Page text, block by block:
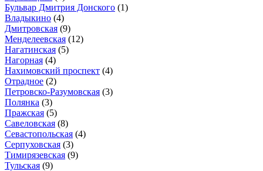
Бульвар Дмитрия Донского (1)
Владыкино (4)
Дмитровская (9)
Менделеевская (12)
Нагатинская (5)
Нагорная (4)
Нахимовский проспект (4)
Отрадное (2)
Петровско-Разумовская (3)
Полянка (3)
Пражская (5)
Савеловская (8)
Севастопольская (4)
Серпуховская (3)
Тимирязевская (9)
Тульская (9)